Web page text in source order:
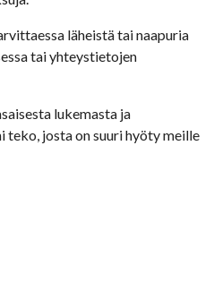
läheistä tai naapuria
tai yhteystietojen
lukemasta ja
teko, josta on suuri hyöty meille